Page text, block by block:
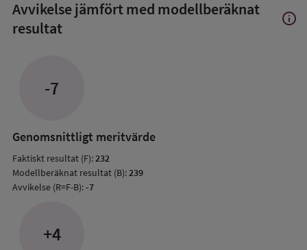
Avvikelse jämfört med modellberäknat
resultat
Visa
info
-7
Genomsnittligt meritvärde
Faktiskt resultat (F):232
Modellberäknat resultat (B):239
Avvikelse (R=F-B):-7
+4